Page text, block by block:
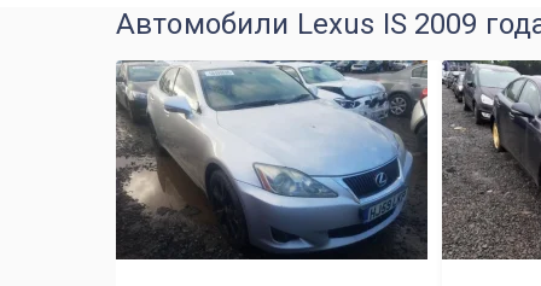
Автомобили Lexus IS 2009